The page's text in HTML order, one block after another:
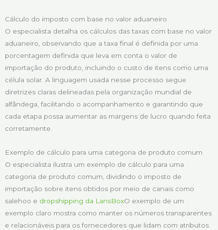
Cálculo do imposto com base no valor aduaneiro
O especialista detalha os cálculos das taxas com base no valor
aduaneiro, observando que a taxa final é definida por uma
porcentagem definida que leva em conta o valor de
importação do produto, incluindo o custo de itens como uma
célula solar. A linguagem usada nesse processo segue
diretrizes claras delineadas pela organização mundial de
alfândega, facilitando o acompanhamento e garantindo que
cada etapa possa aumentar as margens de lucro quando feita
corretamente.
Exemplo de cálculo para uma categoria de produto comum
O especialista ilustra um exemplo de cálculo para uma
categoria de produto comum, dividindo o imposto de
importação sobre itens obtidos por meio de canais como
salehoo e dropshipping da LansBoxO exemplo de um
exemplo claro mostra como manter os números transparentes
e relacionáveis para os fornecedores que lidam com atributos